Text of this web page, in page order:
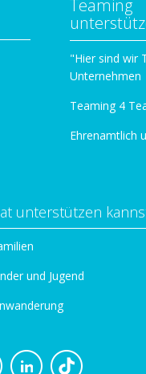
Teaming
"Hier sind wir
Unternehmen
Teaming 4
Ehrenamtlich
unterstützen
und Jugend